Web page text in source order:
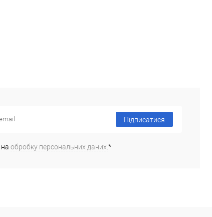
Підписатися
обробку персональних даних. *